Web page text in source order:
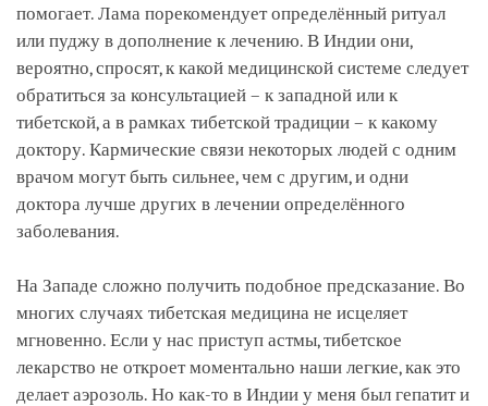
помогает. Лама порекомендует определённый ритуал
или пуджу в дополнение к лечению. В Индии они,
вероятно, спросят, к какой медицинской системе следует
обратиться за консультацией – к западной или к
тибетской, а в рамках тибетской традиции – к какому
доктору. Кармические связи некоторых людей с одним
врачом могут быть сильнее, чем с другим, и одни
доктора лучше других в лечении определённого
заболевания.
На Западе сложно получить подобное предсказание. Во
многих случаях тибетская медицина не исцеляет
мгновенно. Если у нас приступ астмы, тибетское
лекарство не откроет моментально наши легкие, как это
делает аэрозоль. Но как-то в Индии у меня был гепатит и